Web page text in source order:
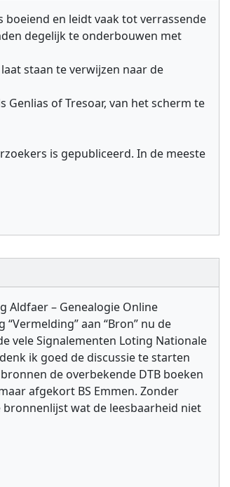
boeiend en leidt vaak tot verrassende
degelijk te onderbouwen met
staan te verwijzen naar de
of Tresoar, van het scherm te
is gepubliceerd. In de meeste
Aldfaer – Genealogie Online
aan “Bron” nu de
vele Signalementen Loting Nationale
ik goed de discussie te starten
de overbekende DTB boeken
afgekort BS Emmen. Zonder
wat de leesbaarheid niet